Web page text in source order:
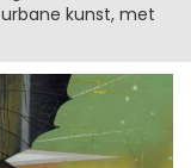
kunst, met